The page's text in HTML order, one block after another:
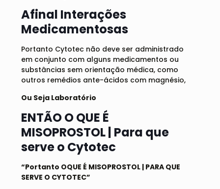
Afinal Interações
Medicamentosas
Portanto Cytotec não deve ser administrado
em conjunto com alguns medicamentos ou
substâncias sem orientação médica, como
outros remédios ante-ácidos com magnésio,
Ou Seja Laboratório
ENTÃO O QUE É
MISOPROSTOL | Para que
serve o Cytotec
“Portanto OQUE É MISOPROSTOL | PARA QUE
SERVE O CYTOTEC”